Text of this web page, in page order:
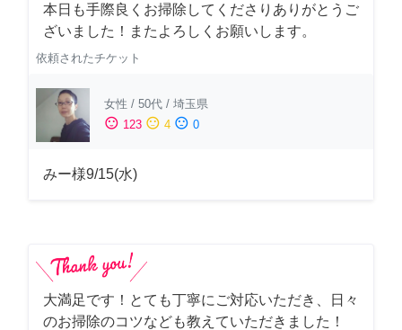
本日も手際良くお掃除してくださりありがとうご
ざいました！またよろしくお願いします。
依頼されたチケット
女性 / 50代 / 埼玉県
sentiment_satisfied 123 sentiment_neutral 4 sentiment_dissatisfied 0
みー様9/15(水)
大満足です！とても丁寧にご対応いただき、日々
のお掃除のコツなども教えていただきました！